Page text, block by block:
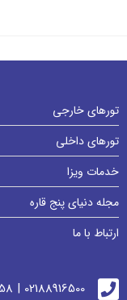
تورهای خارجی
تورهای داخلی
خدمات ویزا
مجله دنیای پنج قاره
ارتباط با ما
02188916500 | 02188915858